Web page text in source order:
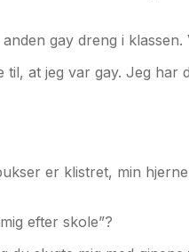
gay dreng i
at jeg var gay. Jeg
er klistret, min
efter skole”?